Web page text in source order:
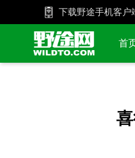
下载野途手机客户
首